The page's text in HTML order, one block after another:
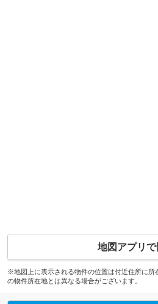
地図アプリで
※地図上に表示される物件の位置は付近住所に所
の物件所在地とは異なる場合がございます。